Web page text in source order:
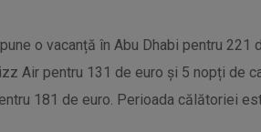
o vacanță în Abu Dhabi pentru
Air pentru 131 de euro și 5 nopți de
181 de euro. Perioada călătoriei